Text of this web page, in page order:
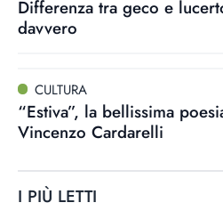
Differenza tra geco e
davvero
CULTURA
“Estiva”, la bellissima
Vincenzo Cardarelli
I PIÙ LETTI